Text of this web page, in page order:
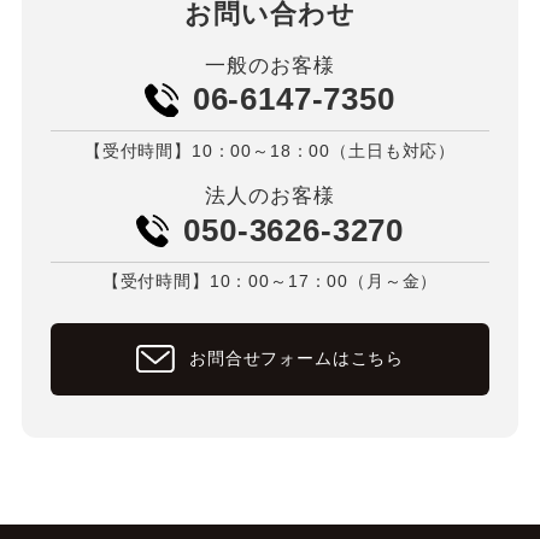
お問い合わせ
一般のお客様
06-6147-7350
【受付時間】10：00～18：00（土日も対応）
法人のお客様
050-3626-3270
【受付時間】10：00～17：00（月～金）
お問合せフォームはこちら